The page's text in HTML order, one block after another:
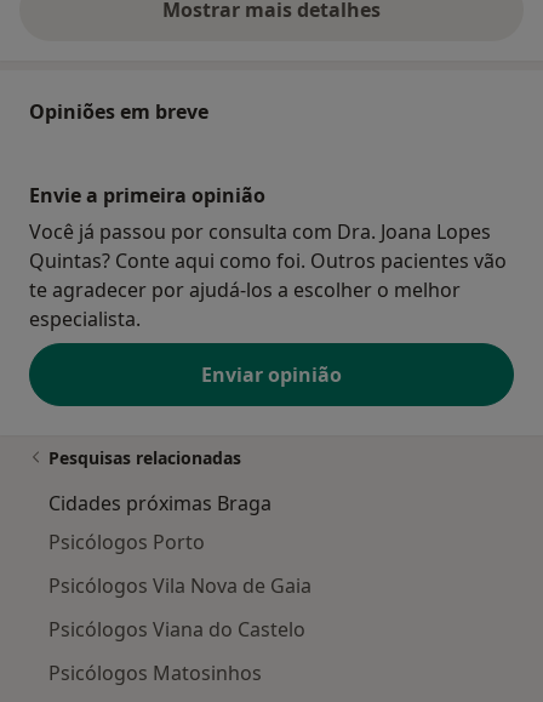
Mostrar mais detalhes
sobre o endereço
Opiniões em breve
Envie a primeira opinião
Você já passou por consulta com Dra. Joana Lopes
Quintas? Conte aqui como foi. Outros pacientes vão
te agradecer por ajudá-los a escolher o melhor
especialista.
Enviar opinião
Pesquisas relacionadas
Cidades próximas Braga
Psicólogos Porto
Psicólogos Vila Nova de Gaia
Psicólogos Viana do Castelo
Psicólogos Matosinhos